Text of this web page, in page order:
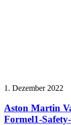
1. Dezember 2022
Aston Martin
Formel1-